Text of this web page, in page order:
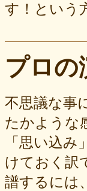
す！という
プロの
不思議な事
たかような
「思い込
けておく訳
譜するには